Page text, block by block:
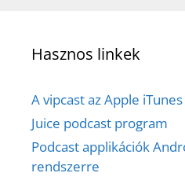
Hasznos linkek
A vipcast az Apple
Juice podcast program
Podcast applikációk
rendszerre